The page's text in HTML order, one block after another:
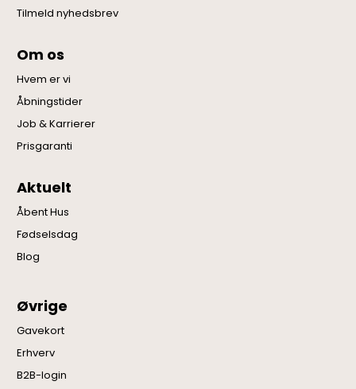
Tilmeld nyhedsbrev
Om os
Hvem er vi
Åbningstider
Job & Karrierer
Prisgaranti
Aktuelt
Åbent Hus
Fødselsdag
Blog
Øvrige
Gavekort
Erhverv
B2B-login